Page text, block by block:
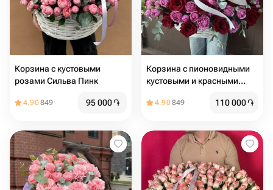
Корзина с кустовыми
розами Сильва Пинк
4.90849 95 000֏
Корзина с пионовидными
кустовыми и красными
4.90849 110 000֏